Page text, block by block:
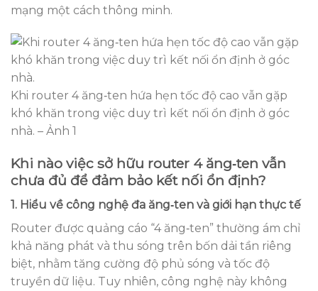
mạng một cách thông minh.
Khi router 4 ăng‑ten hứa hẹn tốc độ cao vẫn gặp
khó khăn trong việc duy trì kết nối ổn định ở góc
nhà. – Ảnh 1
Khi nào việc sở hữu router 4 ăng‑ten vẫn
chưa đủ để đảm bảo kết nối ổn định?
1. Hiểu về công nghệ đa ăng‑ten và giới hạn thực tế
Router được quảng cáo “4 ăng‑ten” thường ám chỉ
khả năng phát và thu sóng trên bốn dải tần riêng
biệt, nhằm tăng cường độ phủ sóng và tốc độ
truyền dữ liệu. Tuy nhiên, công nghệ này không